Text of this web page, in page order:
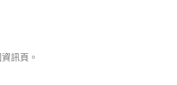
訊頁。